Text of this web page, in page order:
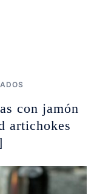
con jamón
artichokes